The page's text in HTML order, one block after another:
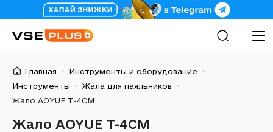
Главная
Инструменты и оборудование
Инструменты
Жала для паяльников
Жало AOYUE T-4CM
Жало AOYUE T-4CM